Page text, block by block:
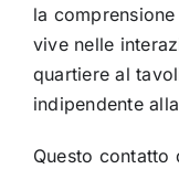
la
vive nelle
quartiere al
indipendente
Questo contatto